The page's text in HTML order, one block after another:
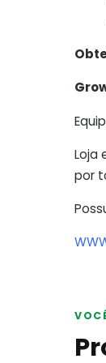
Loja
por